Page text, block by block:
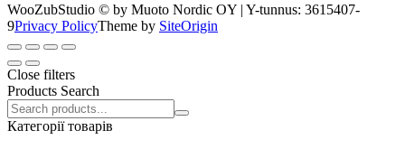
WooZubStudio © by Muoto Nordic OY | Y-tunnus: 3615407-
9Privacy PolicyTheme by SiteOrigin
Close filters
Products Search
Search
products:
Категорії товарів